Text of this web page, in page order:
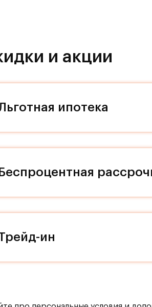
Римского квартала.
Мы заботимся о
кладовых позволит вам
парковки. Дизайн
ассоциации с
вас не будет покидать
секции, доступ к ним
не постучит, если вы
Ваши дети захотят устроить
доступность:
и акции
ипотека
Беспроцентная
ин